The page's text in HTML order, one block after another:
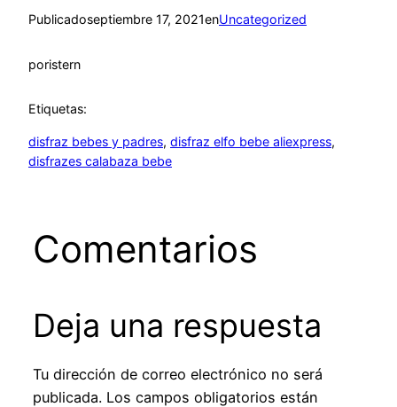
Publicadoseptiembre 17, 2021enUncategorized
poristern
Etiquetas:
disfraz bebes y padres, disfraz elfo bebe aliexpress
disfrazes calabaza bebe
Comentarios
Deja una respuesta
Tu dirección de correo electrónico no será
publicada. Los campos obligatorios están